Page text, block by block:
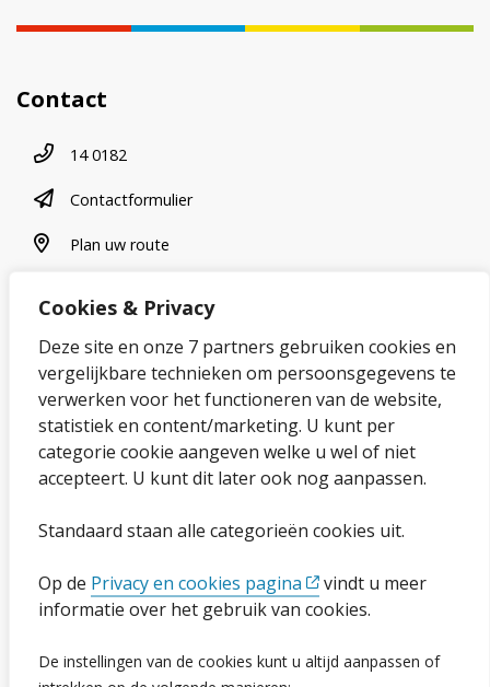
Cookies & Privacy
Deze site en onze 7 partners gebruiken cookies en
vergelijkbare technieken om persoonsgegevens te
verwerken voor het functioneren van de website,
statistiek en content/marketing. U kunt per
categorie cookie aangeven welke u wel of niet
accepteert. U kunt dit later ook nog aanpassen.
Standaard staan alle categorieën cookies uit.
Op de Privacy en cookies pagina
vindt u meer
informatie over het gebruik van cookies.
De instellingen van de cookies kunt u altijd aanpassen of
Contact
Telefoonnummer
14 0182
contactformulier
Contactformulier
plan uw route
Plan uw route
Over onze website
Sitemap
Privacybeleid en cookies
Cookies wijzigen
Ga naar de pagina